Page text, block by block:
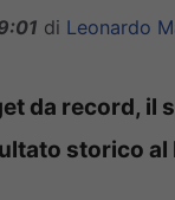
di Leonardo
da record, il
storico